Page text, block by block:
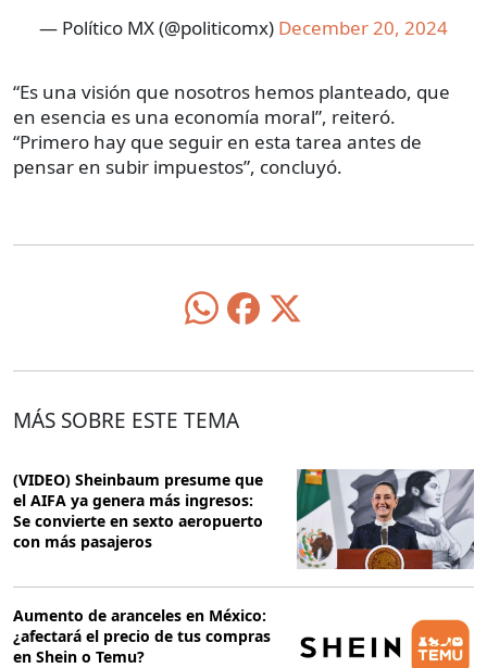
— Político MX (@politicomx) December 20, 2024
“Es una visión que nosotros hemos planteado, que
en esencia es una economía moral”, reiteró.
“Primero hay que seguir en esta tarea antes de
pensar en subir impuestos”, concluyó.
MÁS SOBRE ESTE TEMA
(VIDEO) Sheinbaum presume que
el AIFA ya genera más ingresos:
Se convierte en sexto aeropuerto
con más pasajeros
Aumento de aranceles en México:
¿afectará el precio de tus compras
en Shein o Temu?